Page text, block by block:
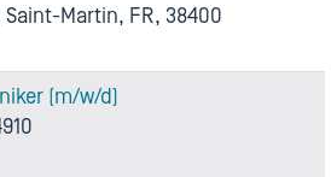
Martin, FR, 38400
(m/w/d)